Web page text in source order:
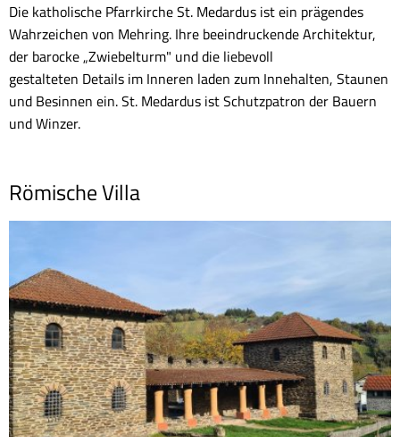
Die katholische Pfarrkirche St. Medardus ist ein prägendes
Wahrzeichen von Mehring. Ihre beeindruckende Architektur,
der barocke „Zwiebelturm" und die liebevoll
gestalteten Details im Inneren laden zum Innehalten, Staunen
und Besinnen ein. St. Medardus ist Schutzpatron der Bauern
und Winzer.
Römische Villa